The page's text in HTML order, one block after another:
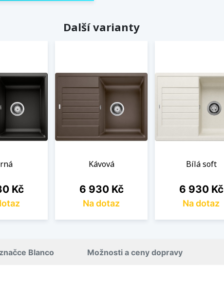
Další varianty
Kč
Kávová
Cena
6 930 Kč
Na dotaz
Bílá soft
Cena
6 930 Kč
Na dotaz
Blanco Možnosti a ceny dopravy